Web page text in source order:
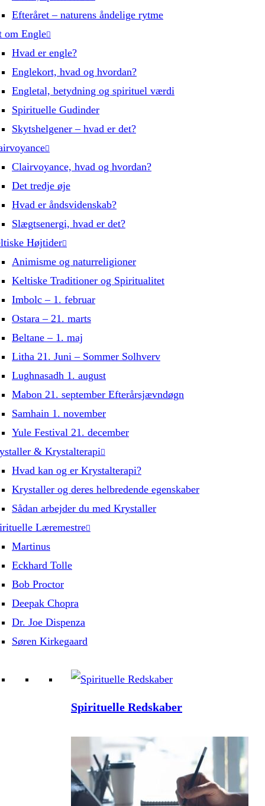
Efteråret – naturens åndelige rytme
om Engle
Hvad er engle?
Englekort, hvad og hvordan?
Engletal, betydning og spirituel værdi
Spirituelle Gudinder
Skytshelgener – hvad er det?
Clairvoyance, hvad og hvordan?
Det tredje øje
Hvad er åndsvidenskab?
Slægtsenergi, hvad er det?
Højtider
Animisme og naturreligioner
Keltiske Traditioner og Spiritualitet
Imbolc – 1. februar
Ostara – 21. marts
Beltane – 1. maj
Litha 21. Juni – Sommer Solhverv
Lughnasadh 1. august
Mabon 21. september Efterårsjævndøgn
Samhain 1. november
Yule Festival 21. december
& Krystalterapi
Hvad kan og er Krystalterapi?
Krystaller og deres helbredende egenskaber
Sådan arbejder du med Krystaller
Læremestre
Martinus
Eckhard Tolle
Bob Proctor
Deepak Chopra
Dr. Joe Dispenza
Søren Kirkegaard
Spirituelle Redskaber